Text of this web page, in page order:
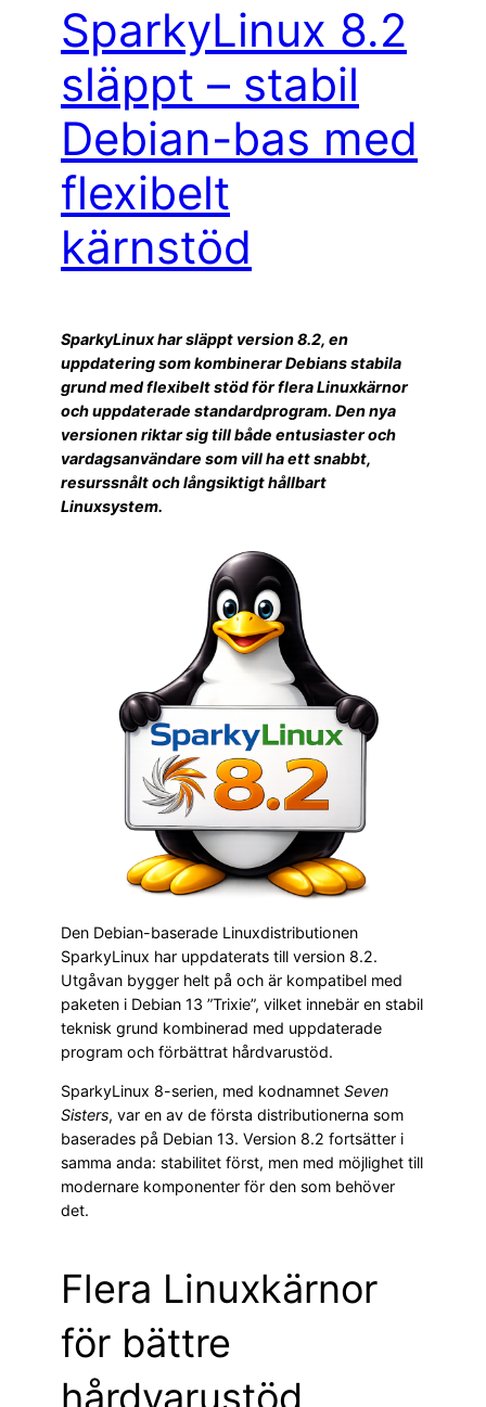
SparkyLinux 8.2
släppt – stabil
Debian-bas med
flexibelt
kärnstöd
SparkyLinux har släppt version 8.2, en
uppdatering som kombinerar Debians stabila
grund med flexibelt stöd för flera Linuxkärnor
och uppdaterade standardprogram. Den nya
versionen riktar sig till både entusiaster och
vardagsanvändare som vill ha ett snabbt,
resurssnålt och långsiktigt hållbart
Linuxsystem.
Den Debian-baserade Linuxdistributionen
SparkyLinux har uppdaterats till version 8.2.
Utgåvan bygger helt på och är kompatibel med
paketen i Debian 13 ”Trixie”, vilket innebär en stabil
teknisk grund kombinerad med uppdaterade
program och förbättrat hårdvarustöd.
SparkyLinux 8-serien, med kodnamnet Seven
Sisters, var en av de första distributionerna som
baserades på Debian 13. Version 8.2 fortsätter i
samma anda: stabilitet först, men med möjlighet till
modernare komponenter för den som behöver
det.
Flera Linuxkärnor
för bättre
hårdvarustöd